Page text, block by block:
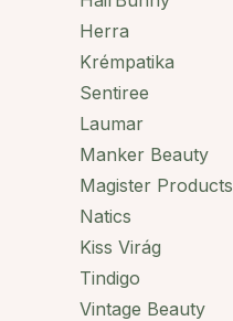
Herra
Krémpatika
Sentiree
Laumar
Manker Beauty
Magister Products
Natics
Kiss Virág
Tindigo
Vintage Beauty